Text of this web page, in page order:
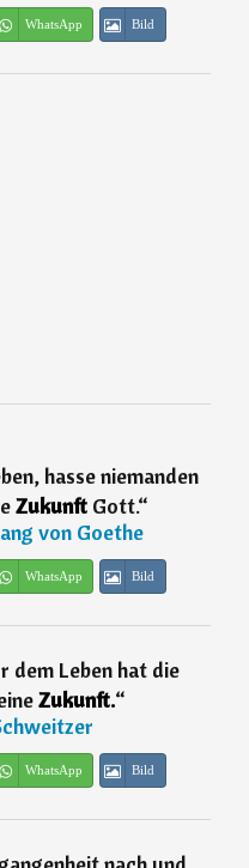
WhatsApp Bild
hasse niemanden
Zukunft Gott.“
von Goethe
WhatsApp Bild
dem Leben hat die
Zukunft.“
WhatsApp Bild